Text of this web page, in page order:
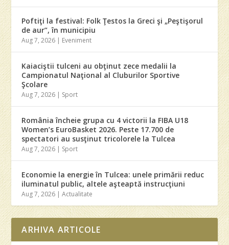
Poftiţi la festival: Folk Ţestos la Greci şi „Peştişorul
de aur”, în municipiu
Aug 7, 2026 | Eveniment
Kaiaciştii tulceni au obţinut zece medalii la
Campionatul Naţional al Cluburilor Sportive
Şcolare
Aug 7, 2026 | Sport
România încheie grupa cu 4 victorii la FIBA U18
Women’s EuroBasket 2026. Peste 17.700 de
spectatori au susţinut tricolorele la Tulcea
Aug 7, 2026 | Sport
Economie la energie în Tulcea: unele primării reduc
iluminatul public, altele aşteaptă instrucţiuni
Aug 7, 2026 |Actualitate
ARHIVA ARTICOLE